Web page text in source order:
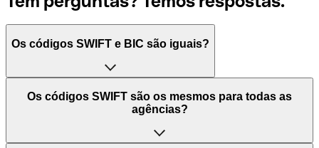
Os códigos SWIFT e BIC são iguais?
O acrónimo SWIFT significa "Society for Worldwide
Interbank Financial Telecommunication (Sociedade para
Mundiais)". Trata-se de uma rede mundial onde se
Os códigos SWIFT são os mesmos para todas as
agências?